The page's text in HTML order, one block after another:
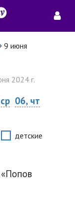
9 июня
2024 г.
06, чт
детские